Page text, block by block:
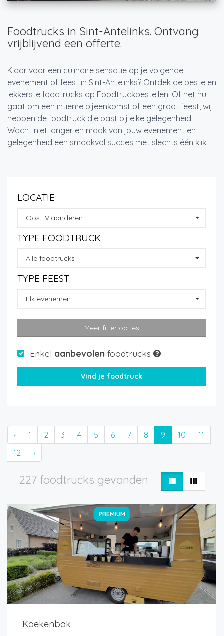
Foodtrucks in Sint-Antelinks. Ontvang
vrijblijvend een offerte.
Klaar voor een culinaire sensatie op je volgende
evenement of feest in Sint-Antelinks? Ontdek de beste en
lekkerste foodtrucks op Foodtruckbestellen. Of het nu
gaat om een intieme bijeenkomst of een groot feest, wij
hebben de foodtruck die past bij elke gelegenheid.
Wacht niet langer en maak van jouw evenement en
gelegenheid een smaakvol succes met slechts één klik!
LOCATIE
Oost-Vlaanderen
TYPE FOODTRUCK
Alle foodtrucks
TYPE FEEST
Elk evenement
Meer filter opties
Enkel aanbevolen foodtrucks
‹ 1 2 3 4 5 6 7 8 9 10
11
12
›
227 foodtrucks gevonden
PREMIUM
Koekenbak